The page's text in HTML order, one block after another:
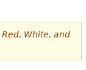
Red, White, and